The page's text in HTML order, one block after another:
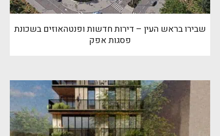
שבירו בראש העין – דירות חדשות ופנטהאוזים בשכונת
פסגות אפק